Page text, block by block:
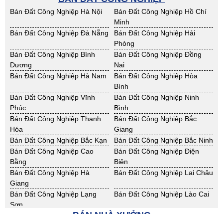
Cho Thuê Nhà Xưởng Nam
Định
Cho Thuê Nhà Xưởng Phú Thọ
Cho Thuê Nhà Xưởng Sơn La
Cho Thuê Nhà Xưởng Thái
Bình
Cho Thuê Nhà Xưởng Thái
Nguyên
Cho Thuê Nhà Xưởng Tuyên
Quang
Cho Thuê Nhà Xưởng Yên Bái
Cho Thuê Nhà Xưởng Thừa T.
Huế
Cho Thuê Nhà Xưởng Khánh
Hoà
Cho Thuê Nhà Xưởng Lâm
Đồng
Cho Thuê Nhà Xưởng Bình
Định
Cho Thuê Nhà Xưởng Bình
Thuận
Cho Thuê Nhà Xưởng Đăk
Nông
Cho Thuê Nhà Xưởng ĐắkLắk
Cho Thuê Nhà Xưởng Gia Lai
Cho Thuê Nhà Xưởng Hà Tĩnh
Cho Thuê Nhà Xưởng Kon
Tum
Cho Thuê Nhà Xưởng Nghệ An
Cho Thuê Nhà Xưởng Ninh
Cho Thuê Nhà Xưởng Phú Yên
BÁN ĐẤT CÔNG NGHIỆP
Bán Đất Công Nghiệp Hà Nội
Bán Đất Công Nghiệp Hồ Chí
Minh
Bán Đất Công Nghiệp Đà Nẵng
Bán Đất Công Nghiệp Hải
Phòng
Bán Đất Công Nghiệp Bình
Dương
Bán Đất Công Nghiệp Đồng
Nai
Bán Đất Công Nghiệp Hà Nam
Bán Đất Công Nghiệp Hòa
Bình
Bán Đất Công Nghiệp Vĩnh
Phúc
Bán Đất Công Nghiệp Ninh
Bình
Bán Đất Công Nghiệp Thanh
Hóa
Bán Đất Công Nghiệp Bắc
Giang
Bán Đất Công Nghiệp Bắc Kạn
Bán Đất Công Nghiệp Bắc Ninh
Bán Đất Công Nghiệp Cao
Bằng
Bán Đất Công Nghiệp Điện
Biên
Bán Đất Công Nghiệp Hà
Giang
Bán Đất Công Nghiệp Lai Châu
Bán Đất Công Nghiệp Lạng
Bán Đất Công Nghiệp Lào Cai